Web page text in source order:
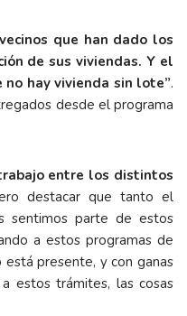
que han dado los
de sus viviendas. Y el
hay vivienda sin lote”.
desde el programa
entre los distintos
destacar que tanto el
sentimos parte de estos
a estos programas de
presente, y con ganas
estos trámites, las cosas